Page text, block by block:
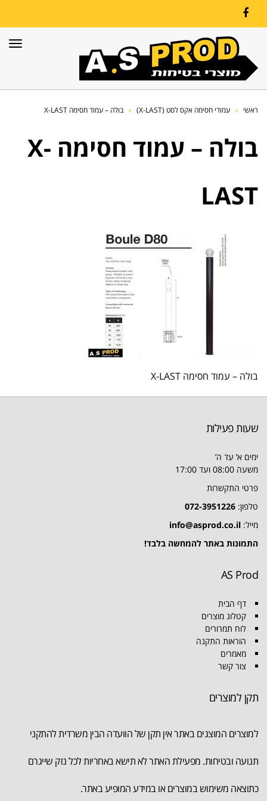
Facebook
ראשי » עמודי חסימה אקס לסט (X-LAST) » בולה – עמוד חסימה X-LAST
בולה – עמוד חסימה X-
LAST
בולה – עמוד חסימה X-LAST
שעות פעילות
ימים א’ עד ה’
משעה 08:00 ועד 17:00
פרטי התקשרות
טלפון: 072-3951226
מייל: info@asprod.co.il
התמונות באתר להמחשה בלבד!
AS Prod
דף הבית
קטלוג מוצרים
לוח תמרורים
הוראות התקנה
מאמרים
צור קשר
תקן למוצרים
למוצרים המוצגים באתר אין תקן של הוועדה הבין משרדית להתקני
תנועה ובטיחות. מפעילת האתר לא תישא באחריות לכל נזק שייגרם
כתוצאה משימוש במוצרים או במידע המופיע באתר.